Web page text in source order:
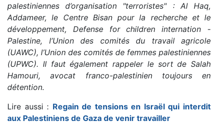
palestiniennes d’organisation "terroristes" : Al Haq,
Addameer, le Centre Bisan pour la recherche et le
développement, Defense for children internation -
Palestine, l’Union des comités du travail agricole
(UAWC), l’Union des comités de femmes palestiniennes
(UPWC). Il faut également rappeler le sort de Salah
Hamouri, avocat franco-palestinien toujours en
détention.
Lire aussi : Regain de tensions en Israël qui interdit
aux Palestiniens de Gaza de venir travailler